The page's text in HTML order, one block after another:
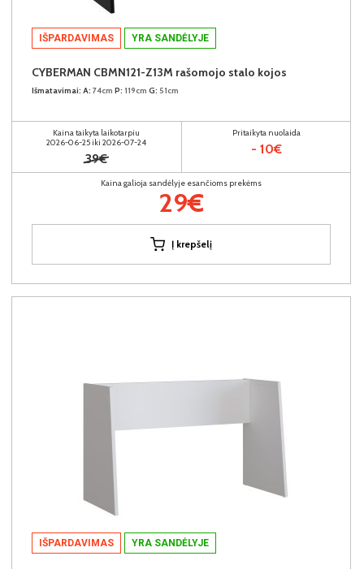
IŠPARDAVIMAS YRA SANDĖLYJE
CYBERMAN CBMN121-Z13M rašomojo stalo kojos
Išmatavimai: A: 74cm P: 119cm G: 51cm
Kaina taikyta laikotarpiu
2026-06-25 iki 2026-07-24
39€
Pritaikyta nuolaida
- 10€
Kaina galioja sandėlyje esančioms prekėms
29€
Į krepšelį
IŠPARDAVIMAS YRA SANDĖLYJE